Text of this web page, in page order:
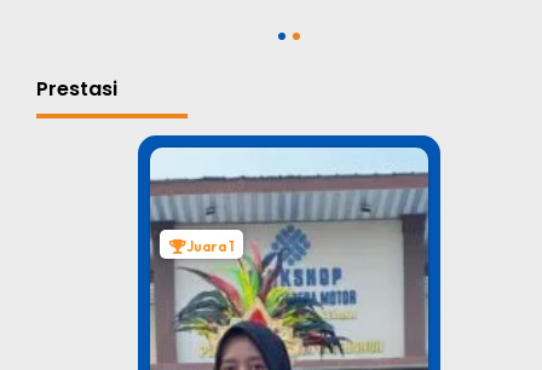
Prestasi
Juara 1